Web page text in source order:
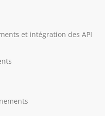
et intégration des API